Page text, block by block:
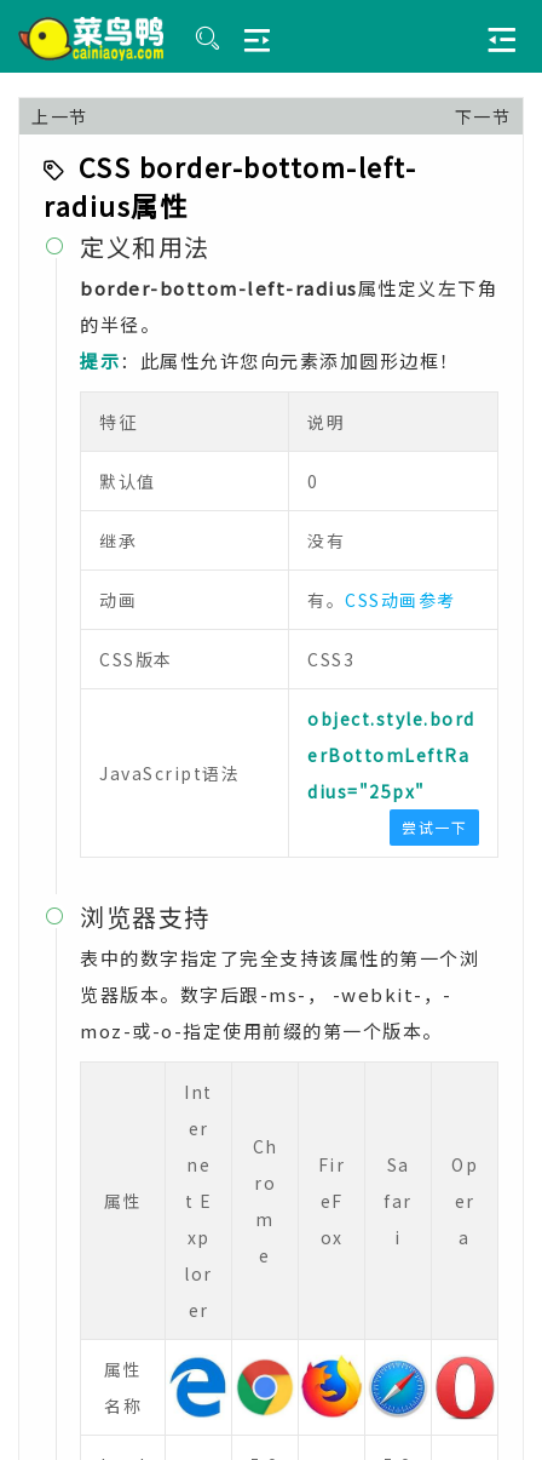
上一节 下一节
CSS border-bottom-left-
radius属性
 定义和用法
border-bottom-left-radius属性定义左下角
的半径。
提示：此属性允许您向元素添加圆形边框！
特征 说明
默认值 0
继承 没有
动画 有。 CSS动画参考
CSS版本 CSS3
JavaScript语法
object.style.bord
erBottomLeftRa
dius="25px"
尝试一下
 浏览器支持
表中的数字指定了完全支持该属性的第一个浏
览器版本。数字后跟-ms-， -webkit-，-
moz-或-o-指定使用前缀的第一个版本。
属性
Int
er
ne
t E
xp
lor
er
Ch
ro
m
e
Fir
eF
ox
Sa
far
i
Op
er
a
属性
名称